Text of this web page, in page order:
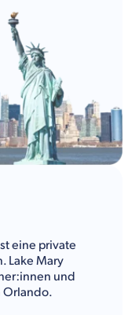
eine private
Lake Mary
und
Orlando.